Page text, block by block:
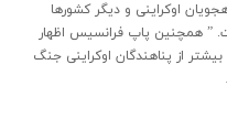
اوکراینی و دیگر کشورها
” همچنین پاپ فرانسیس اظهار
از پناهندگان اوکراینی جنگ